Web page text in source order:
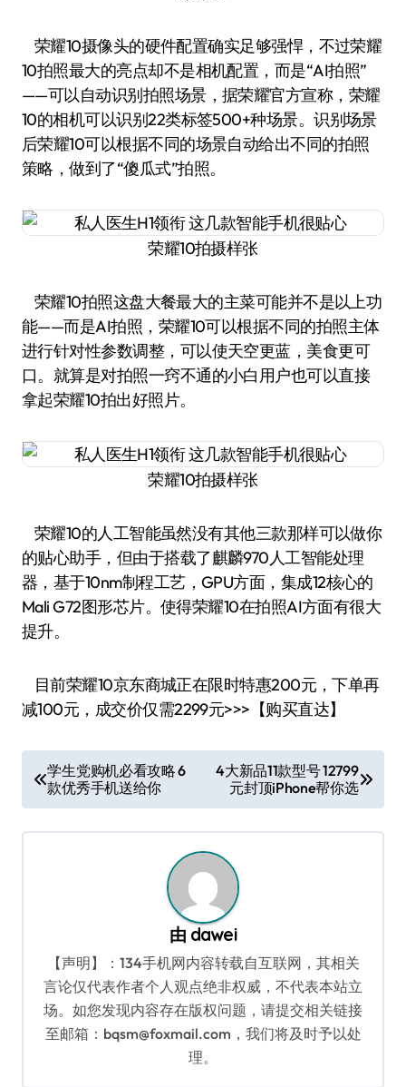
荣耀10摄像头的硬件配置确实足够强悍，不过荣耀
10拍照最大的亮点却不是相机配置，而是“AI拍照”
——可以自动识别拍照场景，据荣耀官方宣称，荣耀
10的相机可以识别22类标签500+种场景。识别场景
后荣耀10可以根据不同的场景自动给出不同的拍照
策略，做到了“傻瓜式”拍照。
荣耀10拍摄样张
荣耀10拍照这盘大餐最大的主菜可能并不是以上功
能——而是AI拍照，荣耀10可以根据不同的拍照主体
进行针对性参数调整，可以使天空更蓝，美食更可
口。就算是对拍照一窍不通的小白用户也可以直接
拿起荣耀10拍出好照片。
荣耀10拍摄样张
荣耀10的人工智能虽然没有其他三款那样可以做你
的贴心助手，但由于搭载了麒麟970人工智能处理
器，基于10nm制程工艺，GPU方面，集成12核心的
Mali G72图形芯片。使得荣耀10在拍照AI方面有很大
提升。
目前荣耀10京东商城正在限时特惠200元，下单再
减100元，成交价仅需2299元>>>【购买直达】
章
导
学生党购机必看攻略 6
款优秀手机送给你
4大新品11款型号 12799
元封顶iPhone帮你选
由 dawei
【声明】：134手机网内容转载自互联网，其相关
言论仅代表作者个人观点绝非权威，不代表本站立
场。如您发现内容存在版权问题，请提交相关链接
至邮箱：bqsm@foxmail.com，我们将及时予以处
理。